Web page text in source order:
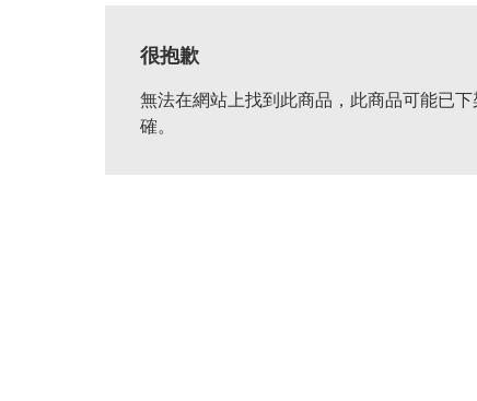
很抱歉
無法在網站上找到此商品，此商品可能已
確。